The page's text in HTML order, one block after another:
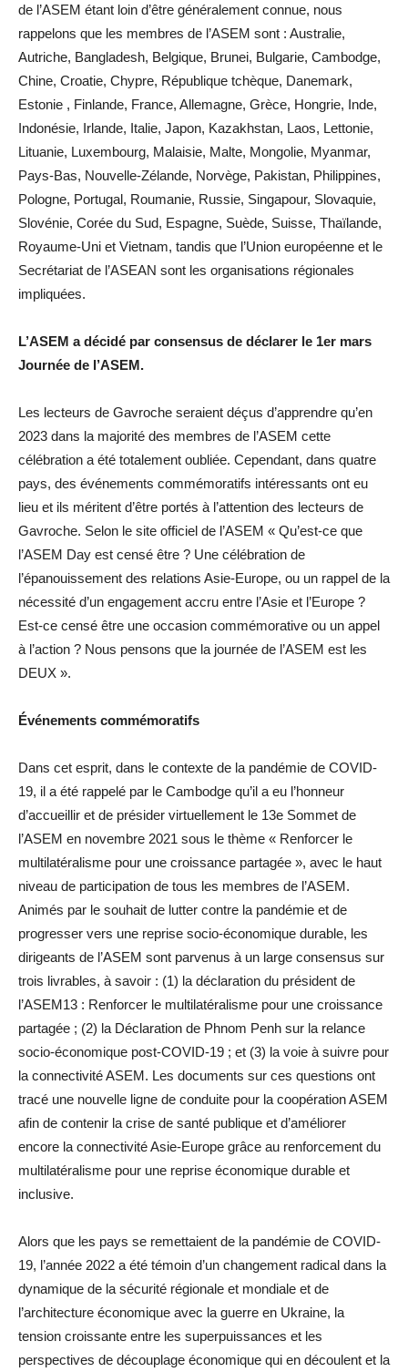
de l’ASEM étant loin d’être généralement connue, nous
rappelons que les membres de l’ASEM sont : Australie,
Autriche, Bangladesh, Belgique, Brunei, Bulgarie, Cambodge,
Chine, Croatie, Chypre, République tchèque, Danemark,
Estonie , Finlande, France, Allemagne, Grèce, Hongrie, Inde,
Indonésie, Irlande, Italie, Japon, Kazakhstan, Laos, Lettonie,
Lituanie, Luxembourg, Malaisie, Malte, Mongolie, Myanmar,
Pays-Bas, Nouvelle-Zélande, Norvège, Pakistan, Philippines,
Pologne, Portugal, Roumanie, Russie, Singapour, Slovaquie,
Slovénie, Corée du Sud, Espagne, Suède, Suisse, Thaïlande,
Royaume-Uni et Vietnam, tandis que l’Union européenne et le
Secrétariat de l’ASEAN sont les organisations régionales
impliquées.
L’ASEM a décidé par consensus de déclarer le 1er mars
Journée de l’ASEM.
Les lecteurs de Gavroche seraient déçus d’apprendre qu’en
2023 dans la majorité des membres de l’ASEM cette
célébration a été totalement oubliée. Cependant, dans quatre
pays, des événements commémoratifs intéressants ont eu
lieu et ils méritent d’être portés à l’attention des lecteurs de
Gavroche. Selon le site officiel de l’ASEM « Qu’est-ce que
l’ASEM Day est censé être ? Une célébration de
l’épanouissement des relations Asie-Europe, ou un rappel de la
nécessité d’un engagement accru entre l’Asie et l’Europe ?
Est-ce censé être une occasion commémorative ou un appel
à l’action ? Nous pensons que la journée de l’ASEM est les
DEUX ».
Événements commémoratifs
Dans cet esprit, dans le contexte de la pandémie de COVID-
19, il a été rappelé par le Cambodge qu’il a eu l’honneur
d’accueillir et de présider virtuellement le 13e Sommet de
l’ASEM en novembre 2021 sous le thème « Renforcer le
multilatéralisme pour une croissance partagée », avec le haut
niveau de participation de tous les membres de l’ASEM.
Animés par le souhait de lutter contre la pandémie et de
progresser vers une reprise socio-économique durable, les
dirigeants de l’ASEM sont parvenus à un large consensus sur
trois livrables, à savoir : (1) la déclaration du président de
l’ASEM13 : Renforcer le multilatéralisme pour une croissance
partagée ; (2) la Déclaration de Phnom Penh sur la relance
socio-économique post-COVID-19 ; et (3) la voie à suivre pour
la connectivité ASEM. Les documents sur ces questions ont
tracé une nouvelle ligne de conduite pour la coopération ASEM
afin de contenir la crise de santé publique et d’améliorer
encore la connectivité Asie-Europe grâce au renforcement du
multilatéralisme pour une reprise économique durable et
inclusive.
Alors que les pays se remettaient de la pandémie de COVID-
19, l’année 2022 a été témoin d’un changement radical dans la
dynamique de la sécurité régionale et mondiale et de
l’architecture économique avec la guerre en Ukraine, la
tension croissante entre les superpuissances et les
perspectives de découplage économique qui en découlent et la